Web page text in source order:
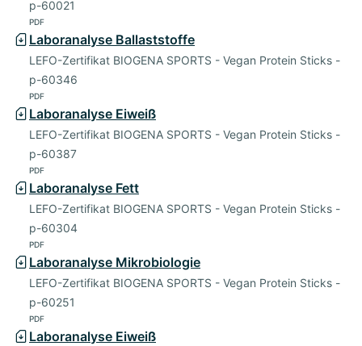
p-60021
PDF
Laboranalyse Ballaststoffe
LEFO-Zertifikat BIOGENA SPORTS - Vegan Protein Sticks -
p-60346
PDF
Laboranalyse Eiweiß
LEFO-Zertifikat BIOGENA SPORTS - Vegan Protein Sticks -
p-60387
PDF
Laboranalyse Fett
LEFO-Zertifikat BIOGENA SPORTS - Vegan Protein Sticks -
p-60304
PDF
Laboranalyse Mikrobiologie
LEFO-Zertifikat BIOGENA SPORTS - Vegan Protein Sticks -
p-60251
PDF
Laboranalyse Eiweiß